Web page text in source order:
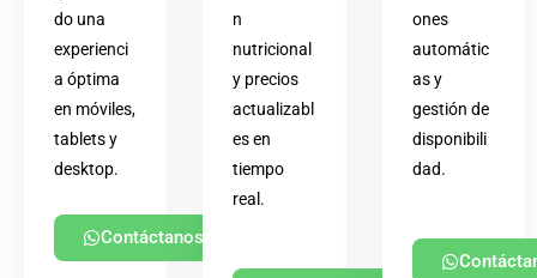
do una
experienci
a óptima
en móviles,
tablets y
desktop.
Contáctanos
n
nutricional
y precios
actualizabl
es en
tiempo
real.
ones
automátic
as y
gestión de
disponibili
dad.